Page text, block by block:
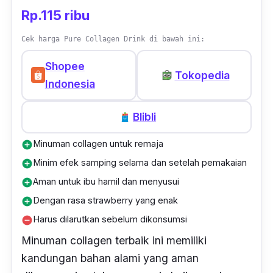
pada wanita berusia di atas 30 tahun.
Hasilnya akan mulai terlihat dari hari ke-6,
apabila kamu rutin mengonsumsinya sekali
setiap hari. Setelahnya, kamu bisa
mengonsumsinya rutin sekali seminggu untuk
perawatan kulit.
Tingginya kandungan silk protein alias
peptida efektif untuk melembabkan kulit
secara menyeluruh, baik pada wajah maupun
badan. Sedangkan ekstra biji perilla yang
kaya asam amino berperan untuk regenerasi
kulit dan menyamarkan bekas jerawat serta
flek hitam. Belum lagi ada tambahan soy
isoflavon yang mampu meningkatkan
Rp.115 ribu
Cek harga Pure Collagen Drink di bawah ini:
Shopee
Indonesia
Tokopedia
Blibli
add_circleMinuman collagen untuk remaja
add_circleMinim efek samping selama dan setelah pemakaian
add_circleAman untuk ibu hamil dan menyusui
add_circleDengan rasa strawberry yang enak
remove_circleHarus dilarutkan sebelum dikonsumsi
Minuman collagen terbaik ini memiliki
kandungan bahan alami yang aman